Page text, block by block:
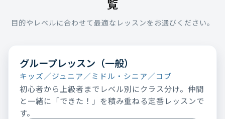
覧
目的やレベルに合わせて最適なレッスンをお選びください。
グループレッスン（一般）
キッズ／ジュニア／ミドル・シニア／コブ
初心者から上級者までレベル別にクラス分け。仲間
と一緒に「できた！」を積み重ねる定番レッスンで
す。